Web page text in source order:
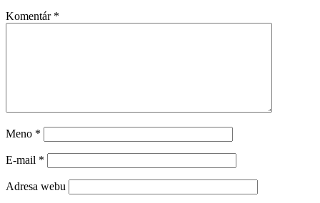
Komentár *
Meno *
E-mail *
Adresa webu